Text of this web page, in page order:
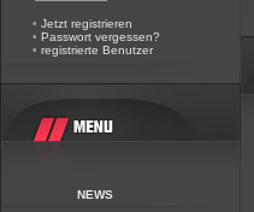
• Jetzt registrieren
• Passwort vergessen?
• registrierte Benutzer
NEWS